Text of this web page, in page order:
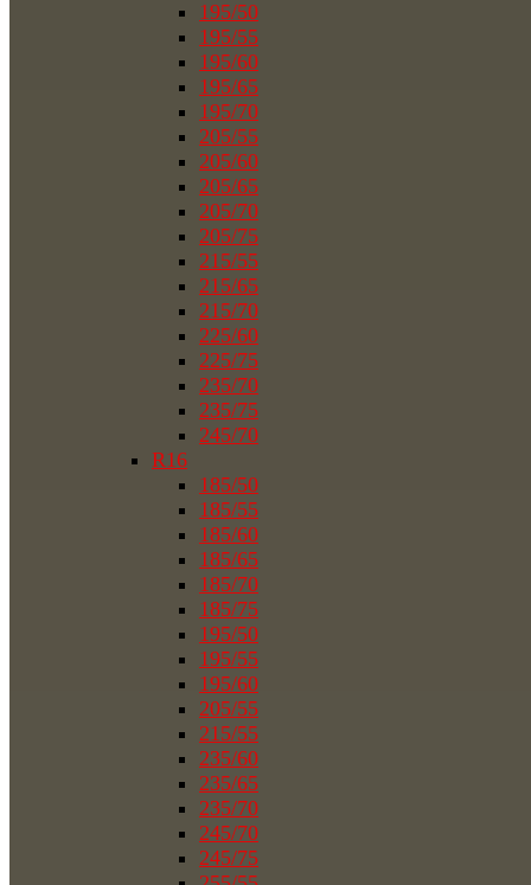
195/50
195/55
195/60
195/65
195/70
205/55
205/60
205/65
205/70
205/75
215/55
215/65
215/70
225/60
225/75
235/70
235/75
245/70
R16
185/50
185/55
185/60
185/65
185/70
185/75
195/50
195/55
195/60
205/55
215/55
235/60
235/65
235/70
245/70
245/75